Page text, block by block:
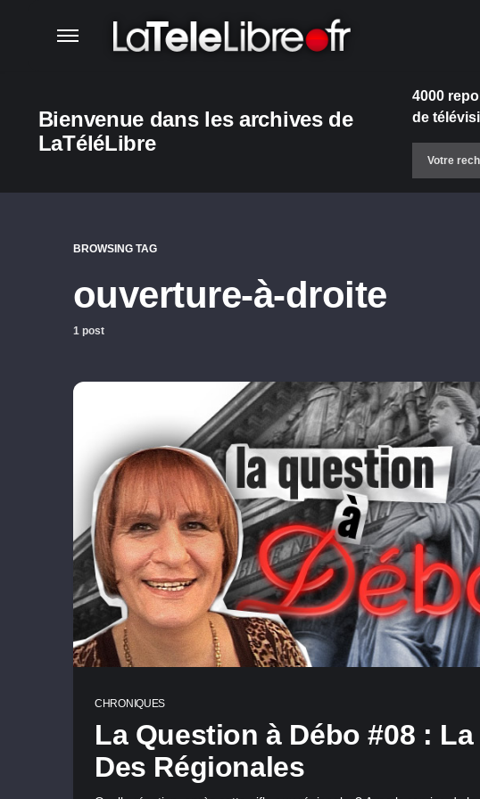
Bienvenue dans les archives de
LaTéléLibre
4000
de
BROWSING TAG
ouverture-à-droite
1 post
CHRONIQUES
La Question à Débo #08 :
Des Régionales